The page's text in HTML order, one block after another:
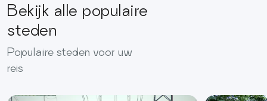
Bekijk alle populaire
steden
Populaire steden voor uw
reis